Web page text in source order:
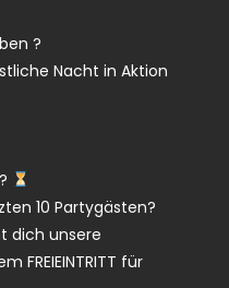
?
Nacht in Aktion
10 Partygästen?
dich unsere
FREIEINTRITT für